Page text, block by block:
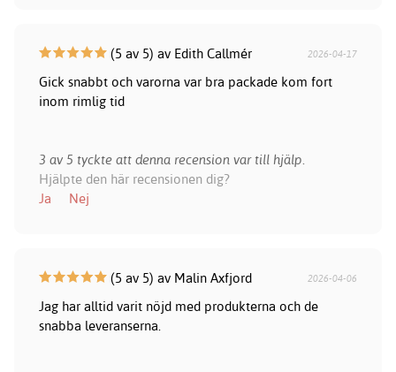
(5 av 5) av Edith Callmér 2026-04-17
Gick snabbt och varorna var bra packade kom fort
inom rimlig tid
3 av 5 tyckte att denna recension var till hjälp.
Hjälpte den här recensionen dig?
Ja
Nej
(5 av 5) av Malin Axfjord 2026-04-06
Jag har alltid varit nöjd med produkterna och de
snabba leveranserna.